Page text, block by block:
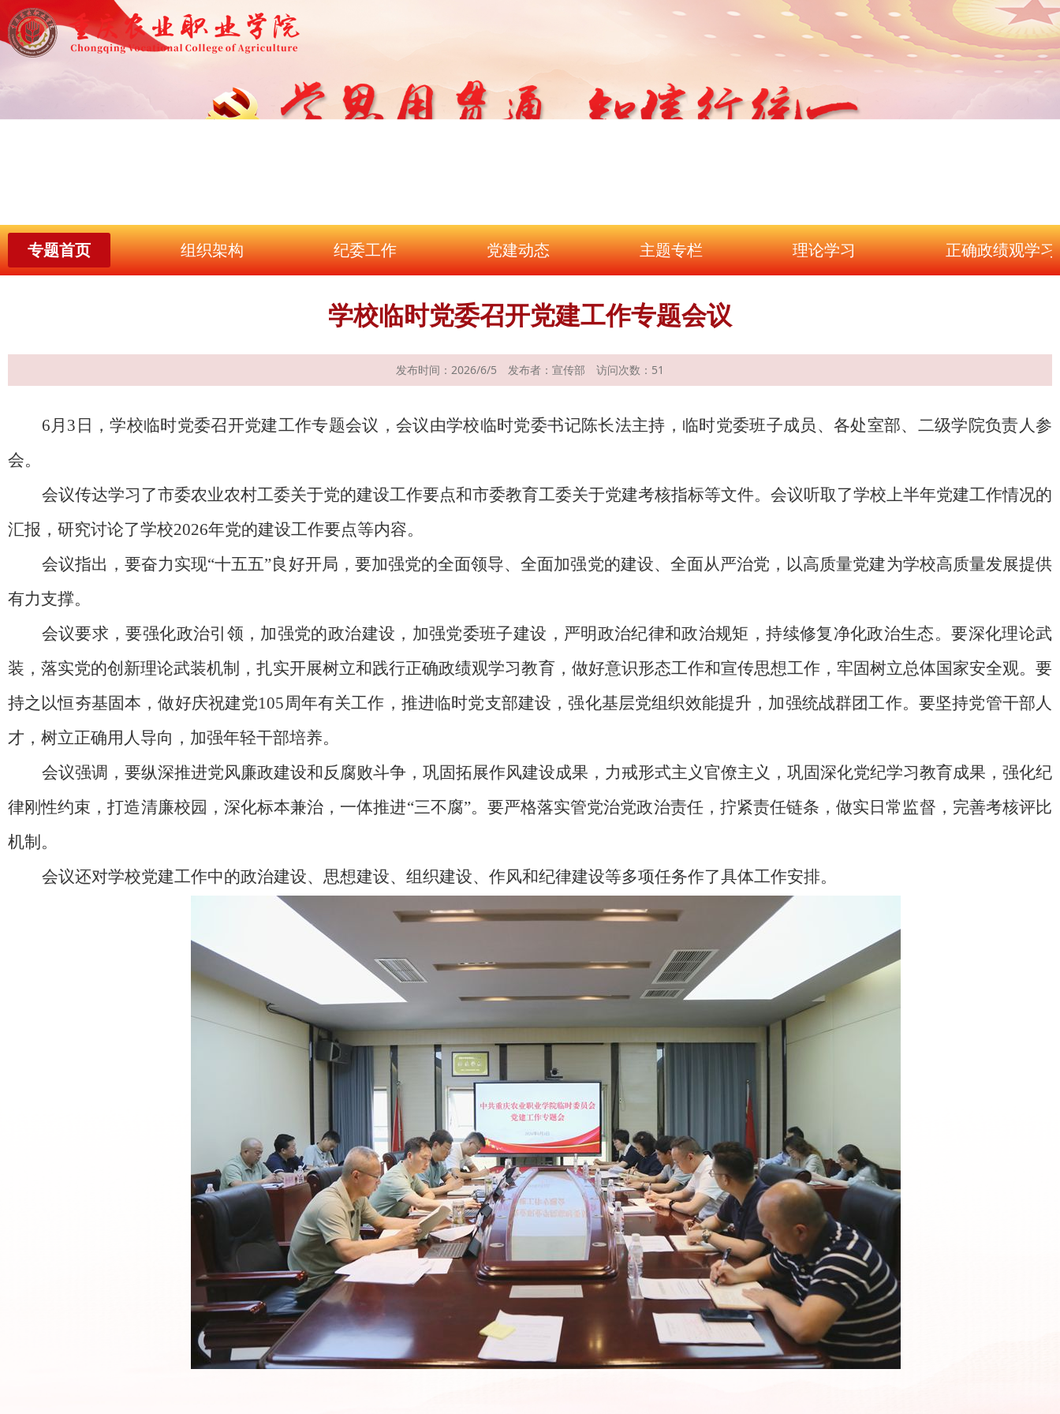
专题首页 组织架构 纪委工作 党建动态 主题专栏 理论学习 正确政绩观学习
学校临时党委召开党建工作专题会议
发布时间：2026/6/5 发布者：宣传部 访问次数： 51
6月3日，学校临时党委召开党建工作专题会议，会议由学校临时党委书记陈长法主持，临时党委班子成员、各处室部、二级学院负责人参
会。
会议传达学习了市委农业农村工委关于党的建设工作要点和市委教育工委关于党建考核指标等文件。会议听取了学校上半年党建工作情况的
汇报，研究讨论了学校2026年党的建设工作要点等内容。
会议指出，要奋力实现“十五五”良好开局，要加强党的全面领导、全面加强党的建设、全面从严治党，以高质量党建为学校高质量发展提供
有力支撑。
会议要求，要强化政治引领，加强党的政治建设，加强党委班子建设，严明政治纪律和政治规矩，持续修复净化政治生态。要深化理论武
装，落实党的创新理论武装机制，扎实开展树立和践行正确政绩观学习教育，做好意识形态工作和宣传思想工作，牢固树立总体国家安全观。要
持之以恒夯基固本，做好庆祝建党105周年有关工作，推进临时党支部建设，强化基层党组织效能提升，加强统战群团工作。要坚持党管干部人
才，树立正确用人导向，加强年轻干部培养。
会议强调，要纵深推进党风廉政建设和反腐败斗争，巩固拓展作风建设成果，力戒形式主义官僚主义，巩固深化党纪学习教育成果，强化纪
律刚性约束，打造清廉校园，深化标本兼治，一体推进“三不腐”。要严格落实管党治党政治责任，拧紧责任链条，做实日常监督，完善考核评比
机制。
会议还对学校党建工作中的政治建设、思想建设、组织建设、作风和纪律建设等多项任务作了具体工作安排。